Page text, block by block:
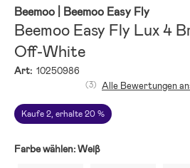
Beemoo | Beemoo Easy Fly
Beemoo Easy Fly Lux 4
Off-White
Art: 10250986
Kaufe 2, erhalte 20 %
(3) Alle Bewertungen
Farbe wählen:Weiβ